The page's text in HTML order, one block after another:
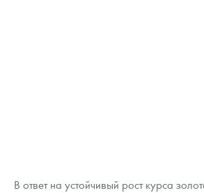
В ответ на устойчивый рост курса